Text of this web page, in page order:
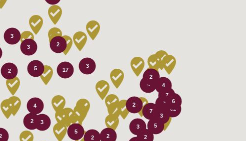
61
17
4
7
7
2
3
2
4
3
5
3
5
4
6
3
2
2
3
2
2
5
2
2
2
3